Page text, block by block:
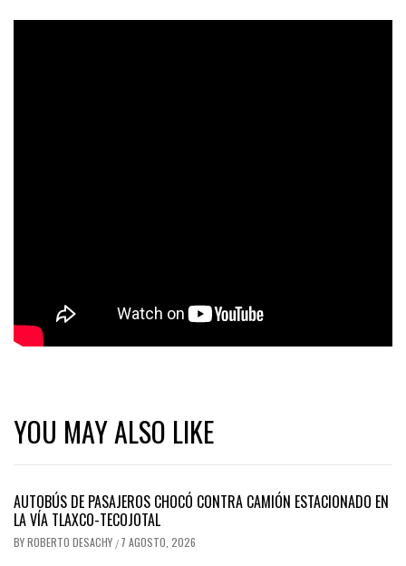
YOU MAY ALSO LIKE
AUTOBÚS DE PASAJEROS CHOCÓ CONTRA CAMIÓN ESTACIONADO EN
LA VÍA TLAXCO-TECOJOTAL
BYROBERTO DESACHY / 7 AGOSTO, 2026